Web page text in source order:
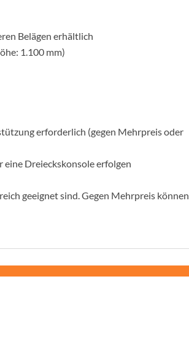
Belägen erhältlich
1.100 mm)
erforderlich (gegen Mehrpreis oder
eine Dreieckskonsole erfolgen
geeignet sind. Gegen Mehrpreis können